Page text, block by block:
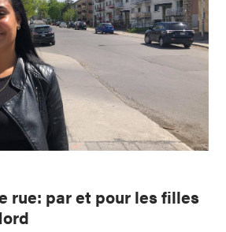
rue: par et pour les filles